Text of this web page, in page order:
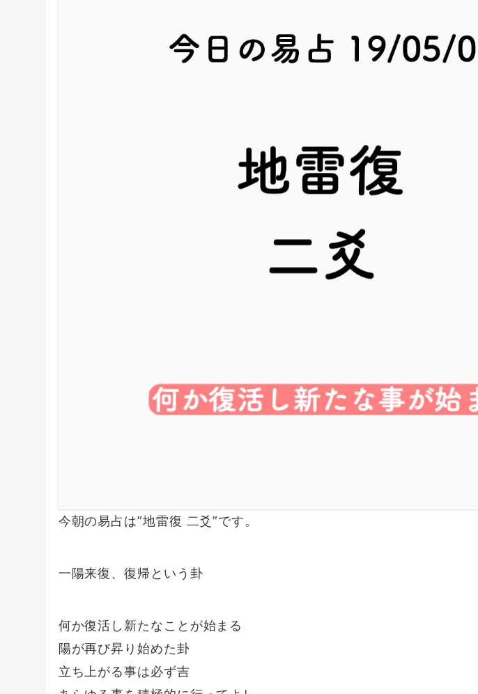
今朝の易占は”地雷復 二爻”です。
一陽来復、復帰という卦
何か復活し新たなことが始まる
陽が再び昇り始めた卦
立ち上がる事は必ず吉